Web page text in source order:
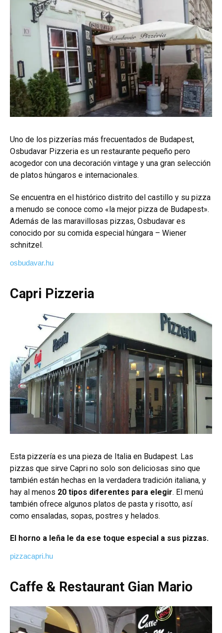
Uno de los pizzerías más frecuentados de Budapest,
Osbudavar Pizzeria es un restaurante pequeño pero
acogedor con una decoración vintage y una gran selección
de platos húngaros e internacionales.
Se encuentra en el histórico distrito del castillo y su pizza
a menudo se conoce como «la mejor pizza de Budapest».
Además de las maravillosas pizzas, Osbudavar es
conocido por su comida especial húngara – Wiener
schnitzel.
osbudavar.hu
Capri Pizzeria
Esta pizzería es una pieza de Italia en Budapest. Las
pizzas que sirve Capri no solo son deliciosas sino que
también están hechas en la verdadera tradición italiana, y
hay al menos 20 tipos diferentes para elegir. El menú
también ofrece algunos platos de pasta y risotto, así
como ensaladas, sopas, postres y helados.
El horno a leña le da ese toque especial a sus pizzas.
pizzacapri.hu
Caffe & Restaurant Gian Mario